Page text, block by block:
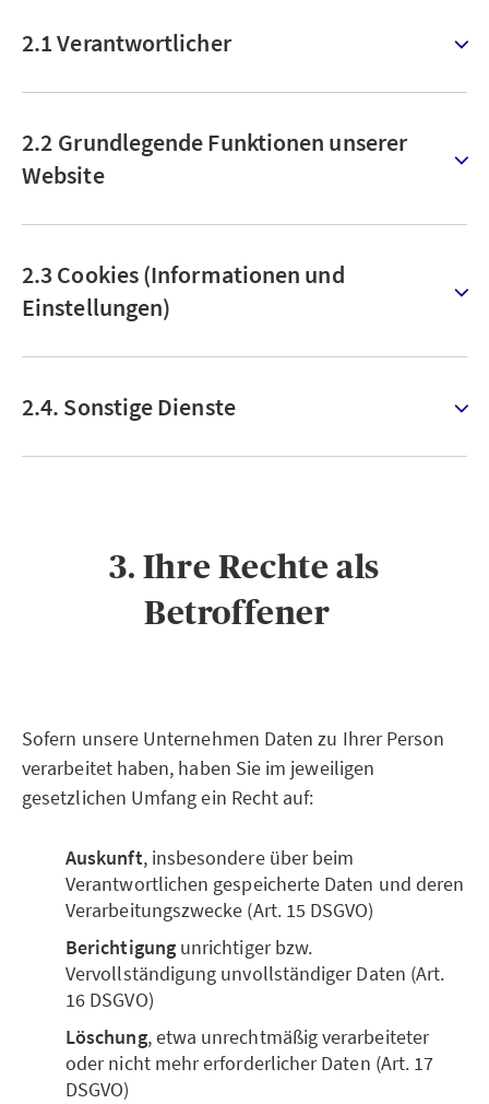
2.1 Verantwortlicher
2.2 Grundlegende Funktionen unserer
Website
2.3 Cookies (Informationen und
Einstellungen)
2.4. Sonstige Dienste
3. Ihre Rechte als
Betroffener
Sofern unsere Unternehmen Daten zu Ihrer Person
verarbeitet haben, haben Sie im jeweiligen
gesetzlichen Umfang ein Recht auf:
Auskunft, insbesondere über beim
Verantwortlichen gespeicherte Daten und deren
Verarbeitungszwecke (Art. 15 DSGVO)
Berichtigungunrichtiger bzw.
Vervollständigung unvollständiger Daten (Art.
16 DSGVO)
Löschung, etwa unrechtmäßig verarbeiteter
oder nicht mehr erforderlicher Daten (Art. 17
DSGVO)